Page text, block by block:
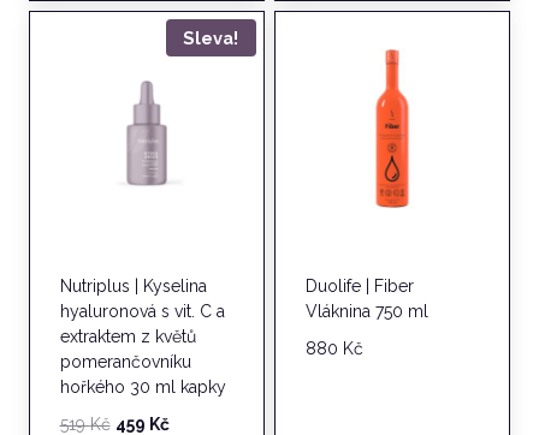
Sleva!
Nutriplus | Kyselina
hyaluronová s vit. C a
extraktem z květů
pomerančovníku
hořkého 30 ml kapky
519Kč Původní
459 KčAktuální
Duolife | Fiber
Vláknina 750 ml
880 Kč